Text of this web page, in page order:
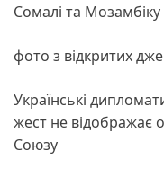
Сомалі та Мозамбіку
фото з відкритих
Українські
жест не відображає
Союзу